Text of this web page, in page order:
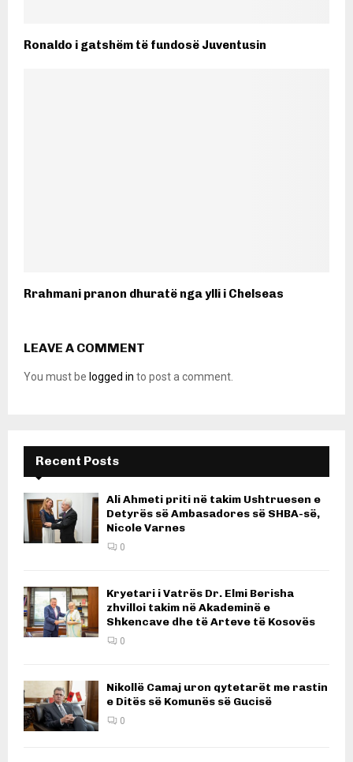
Ronaldo i gatshëm të fundosë Juventusin
Rrahmani pranon dhuratë nga ylli i Chelseas
LEAVE A COMMENT
You must be logged in to post a comment.
Recent Posts
Ali Ahmeti priti në takim Ushtruesen e
Detyrës së Ambasadores së SHBA-së,
Nicole Varnes
0
Kryetari i Vatrës Dr. Elmi Berisha
zhvilloi takim në Akademinë e
Shkencave dhe të Arteve të Kosovës
0
Nikollë Camaj uron qytetarët me rastin
e Ditës së Komunës së Gucisë
0